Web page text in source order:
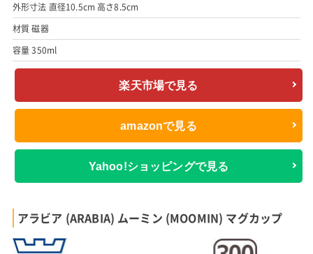
外形寸法 直径10.5cm 高さ8.5cm
材質 磁器
容量 350ml
楽天市場で見る
amazonで見る
Yahoo!ショッピングで見る
アラビア (ARABIA) ムーミン (MOOMIN) マグカップ